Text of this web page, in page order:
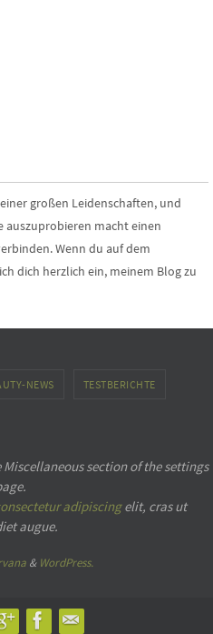
großen Leidenschaften, und
macht einen
Wenn du auf dem
dich herzlich ein, meinem Blog zu
NEWS TESTBERICHTE
section of the settings
adipiscingelit, cras ut
augue.
& WordPress.